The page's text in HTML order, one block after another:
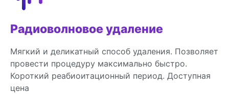
Радиоволновое удаление
Мягкий и деликатный способ удаления. Позволяет
провести процедуру максимально быстро.
Короткий реабиоитационный период. Доступная
цена